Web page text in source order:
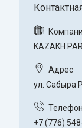
KAZAKH
ул. Сабыра
+7 (776)